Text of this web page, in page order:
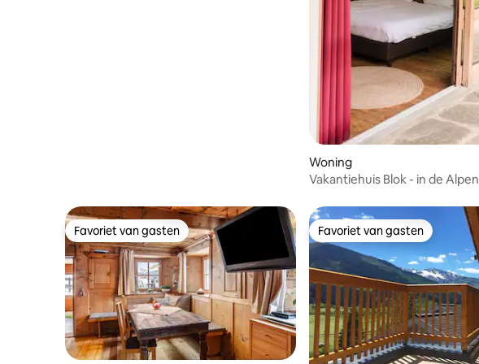
Woning
Vakantiehuis Blok - in de Alpen
Favoriet van gasten
Favoriet van gasten Favoriet van gasten
Favoriet van gasten